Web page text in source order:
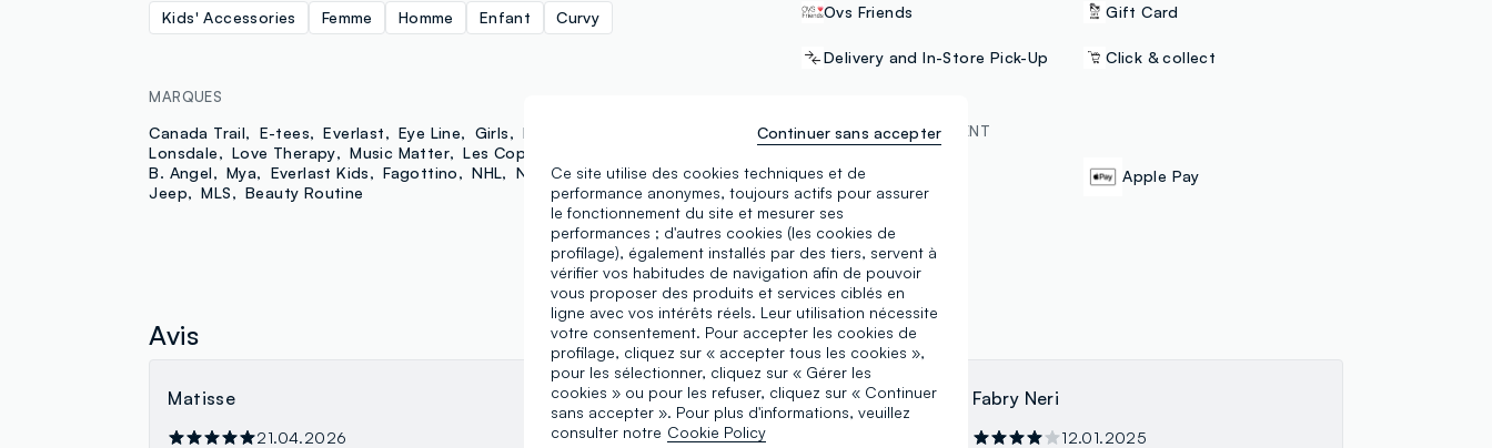
Kids' Accessories Femme Homme Enfant Curvy
MARQUES
Canada Trail E-tees Everlast Eye Line Girls Hybrid
Lonsdale
Love Therapy Music Matter Les Copains
B. Angel
Mya Everlast Kids Fagottino NHL NBA Beeline
Maui
Jeep
MLS Beauty Routine
Ovs Friends Gift Card
Delivery and In-Store Pick-Up Click & collect
MÉTHODES DE PAYEMENT
Samsung Pay Apple Pay
Avis
Matisse
21.04.2026
Roberto Vazza
17.02.2026
Fabry Neri
12.01.2025
Ce site utilise des cookies techniques et de
performance anonymes, toujours actifs pour assurer
le fonctionnement du site et mesurer ses
performances ; d'autres cookies (les cookies de
profilage), également installés par des tiers, servent à
vérifier vos habitudes de navigation afin de pouvoir
vous proposer des produits et services ciblés en
ligne avec vos intérêts réels. Leur utilisation nécessite
votre consentement. Pour accepter les cookies de
profilage, cliquez sur « accepter tous les cookies »,
pour les sélectionner, cliquez sur « Gérer les
cookies » ou pour les refuser, cliquez sur « Continuer
sans accepter ». Pour plus d'informations, veuillez
consulter notre Cookie Policy
Continuer sans accepter